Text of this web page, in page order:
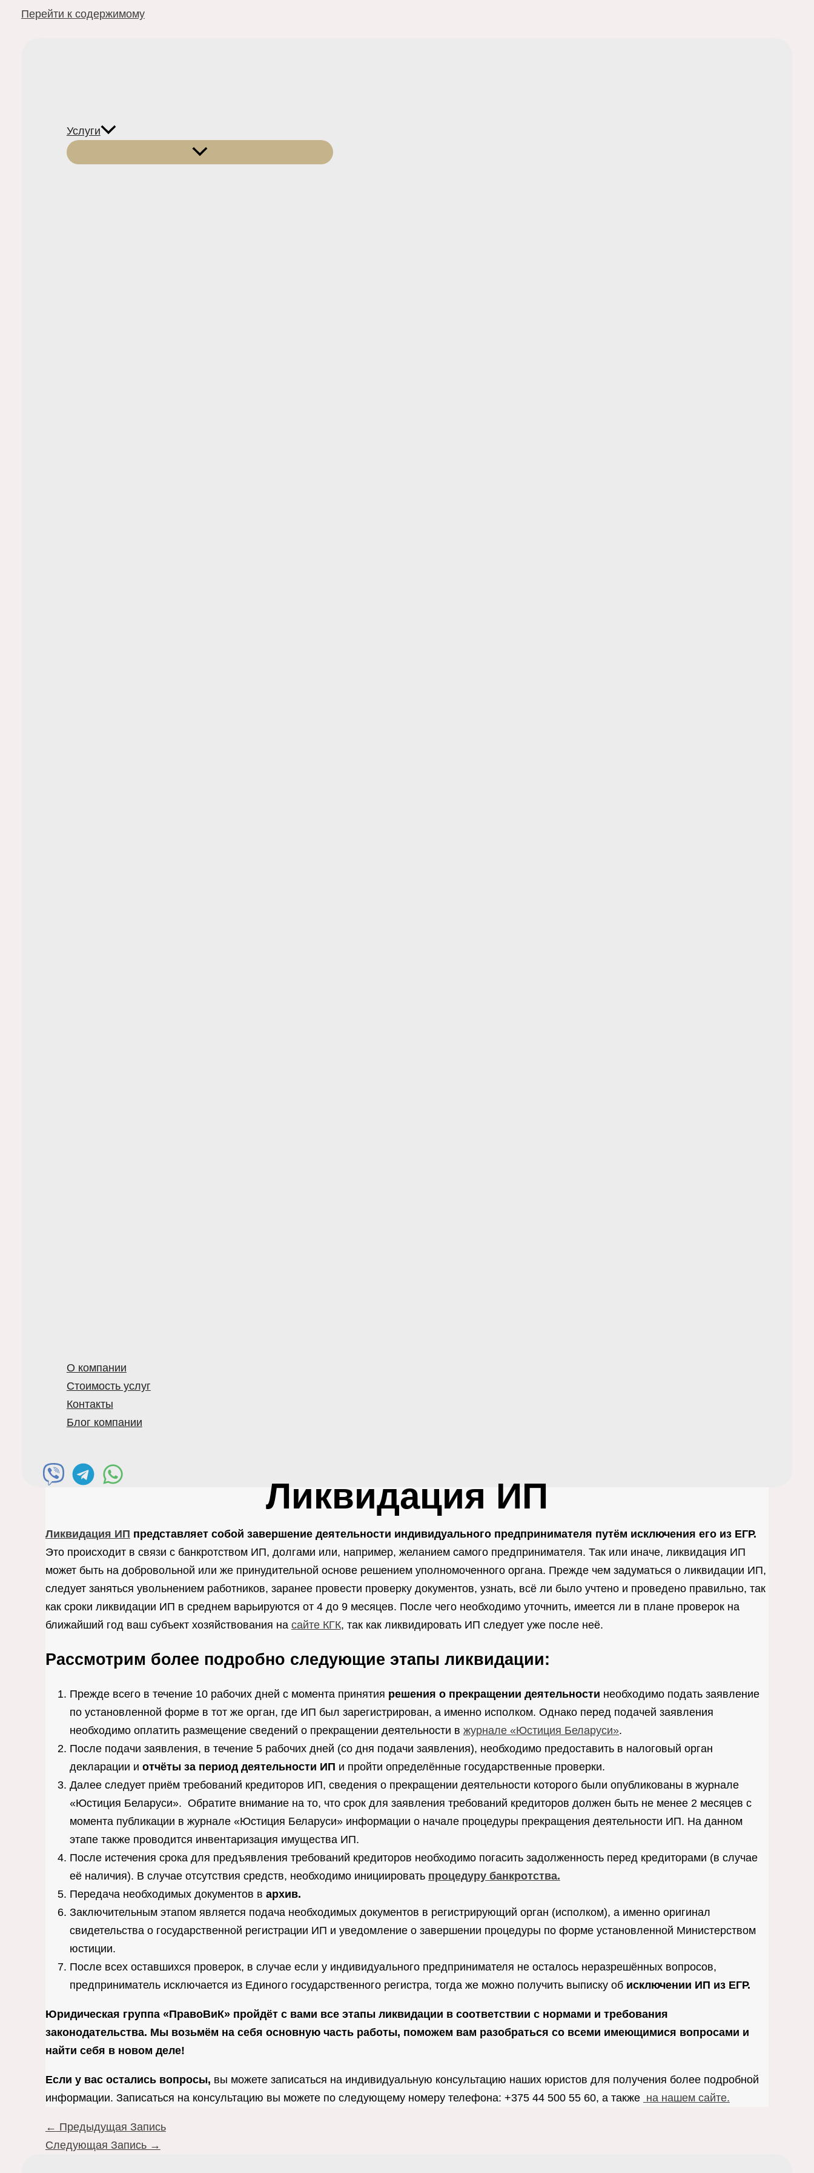
Перейти к содержимому
Услуги
О компании
Стоимость услуг
Контакты
Блог компании
Ликвидация ИП
Ликвидация ИП представляет собой завершение деятельности индивидуального предпринимателя путём исключения его из ЕГР.
Это происходит в связи с банкротством ИП, долгами или, например, желанием самого предпринимателя. Так или иначе, ликвидация ИП
может быть на добровольной или же принудительной основе решением уполномоченного органа. Прежде чем задуматься о ликвидации ИП,
следует заняться увольнением работников, заранее провести проверку документов, узнать, всё ли было учтено и проведено правильно, так
как сроки ликвидации ИП в среднем варьируются от 4 до 9 месяцев. После чего необходимо уточнить, имеется ли в плане проверок на
ближайший год ваш субъект хозяйствования на сайте КГК, так как ликвидировать ИП следует уже после неё.
Рассмотрим более подробно следующие этапы ликвидации:
Прежде всего в течение 10 рабочих дней с момента принятия решения о прекращении деятельности необходимо подать заявление
по установленной форме в тот же орган, где ИП был зарегистрирован, а именно исполком. Однако перед подачей заявления
необходимо оплатить размещение сведений о прекращении деятельности в журнале «Юстиция Беларуси».
После подачи заявления, в течение 5 рабочих дней (со дня подачи заявления), необходимо предоставить в налоговый орган
декларации и отчёты за период деятельности ИП и пройти определённые государственные проверки.
Далее следует приём требований кредиторов ИП, сведения о прекращении деятельности которого были опубликованы в журнале
«Юстиция Беларуси». Обратите внимание на то, что срок для заявления требований кредиторов должен быть не менее 2 месяцев с
момента публикации в журнале «Юстиция Беларуси» информации о начале процедуры прекращения деятельности ИП. На данном
этапе также проводится инвентаризация имущества ИП.
После истечения срока для предъявления требований кредиторов необходимо погасить задолженность перед кредиторами (в случае
её наличия). В случае отсутствия средств, необходимо инициировать процедуру банкротства.
Передача необходимых документов в архив.
Заключительным этапом является подача необходимых документов в регистрирующий орган (исполком), а именно оригинал
свидетельства о государственной регистрации ИП и уведомление о завершении процедуры по форме установленной Министерством
юстиции.
После всех оставшихся проверок, в случае если у индивидуального предпринимателя не осталось неразрешённых вопросов,
предприниматель исключается из Единого государственного регистра, тогда же можно получить выписку об исключении ИП из ЕГР.
Юридическая группа «ПравоВиК» пройдёт с вами все этапы ликвидации в соответствии с нормами и требования
законодательства. Мы возьмём на себя основную часть работы, поможем вам разобраться со всеми имеющимися вопросами и
найти себя в новом деле!
Если у вас остались вопросы, вы можете записаться на индивидуальную консультацию наших юристов для получения более подробной
информации. Записаться на консультацию вы можете по следующему номеру телефона: +375 44 500 55 60, а также на нашем сайте.
← Предыдущая Запись
Следующая Запись →